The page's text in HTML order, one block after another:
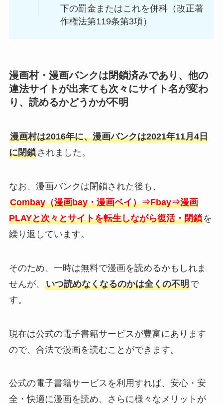
下の罰金またはこれを併科（改正著
作権法第119条第3項）
漫画村・漫画バンクは閉鎖済みであり、他の
違法サイトが出来ても次々にサイト名が変わ
り、読めるかどうかが不明
漫画村は2016年に、漫画バンクは2021年11月4日
に閉鎖されました。
なお、漫画バンクは閉鎖された後も、
Combay（漫画bay・漫画ベイ）⇒Fbay⇒漫画
PLAYと次々とサイトを転生しながら復活・閉鎖を
繰り返しています。
そのため、一時は無料で漫画を読めるかもしれま
せんが、 いつ読めなくなるのかは全くの不明で
す。
現在は公式の電子書籍サービスが豊富にあります
ので、合法で漫画を読むことができます。
公式の電子書籍サービスを利用すれば、安心・安
全・快適に漫画を読め、さらに様々なメリットが